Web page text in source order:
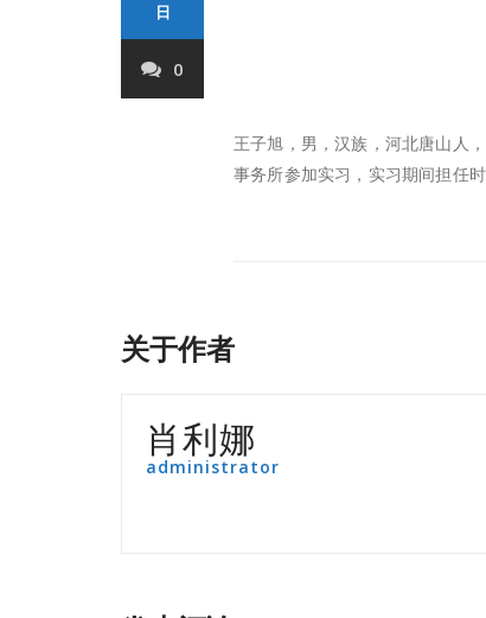
日
0
王子旭，男，汉族，河北唐山人，
事务所参加实习，实习期间担任
关于作者
肖利娜
administrator